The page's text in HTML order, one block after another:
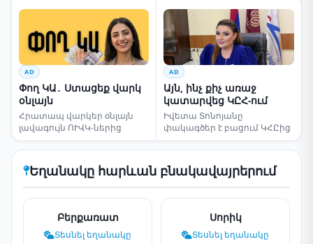
AD
Փող ԿԱ․ Ստացեք վարկ
օնլայն
Հրատապ վարկեր օնլայն
լավագույն ՈՒՎԿ-ներից
AD
Այն, ինչ քիչ առաջ
կատարվեց ԿԸՀ-ում
Իվետա Տոնոյանը
փակագծեր է բացում ԿՀԸից
Եղանակը հարևան բնակավայրերում
Բերքառատ
Տեսնել եղանակը
Սորիկ
Տեսնել եղանակը